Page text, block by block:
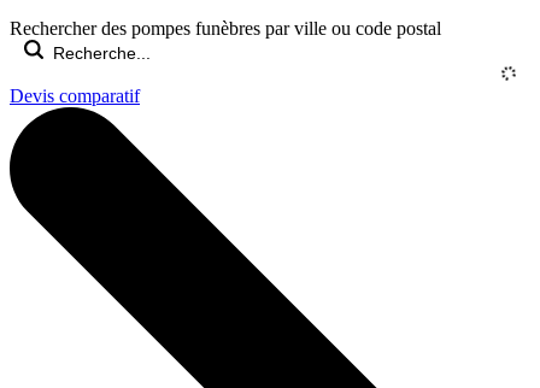
Rechercher des pompes funèbres par ville ou code postal
Devis comparatif